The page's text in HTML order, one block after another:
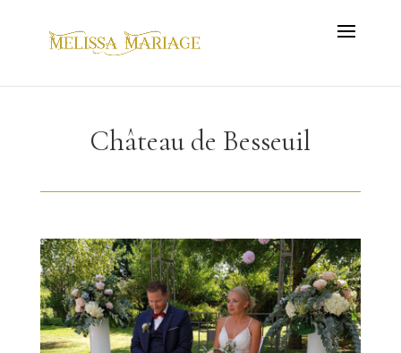
Château de Besseuil